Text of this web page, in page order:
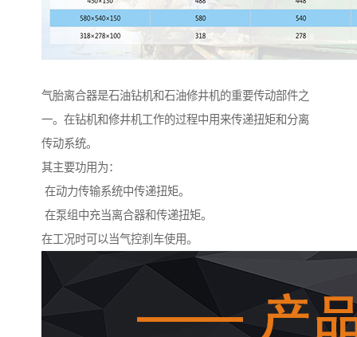
气胎离合器是石油钻机和石油修井机的重要传动部件之
一。在钻机和修井机工作的过程中用来传递扭矩和分离
传动系统。
其主要功用为：
在动力传输系统中传递扭矩。
在泵组中充当离合器和传递扭矩。
在工况时可以当气控刹车使用。